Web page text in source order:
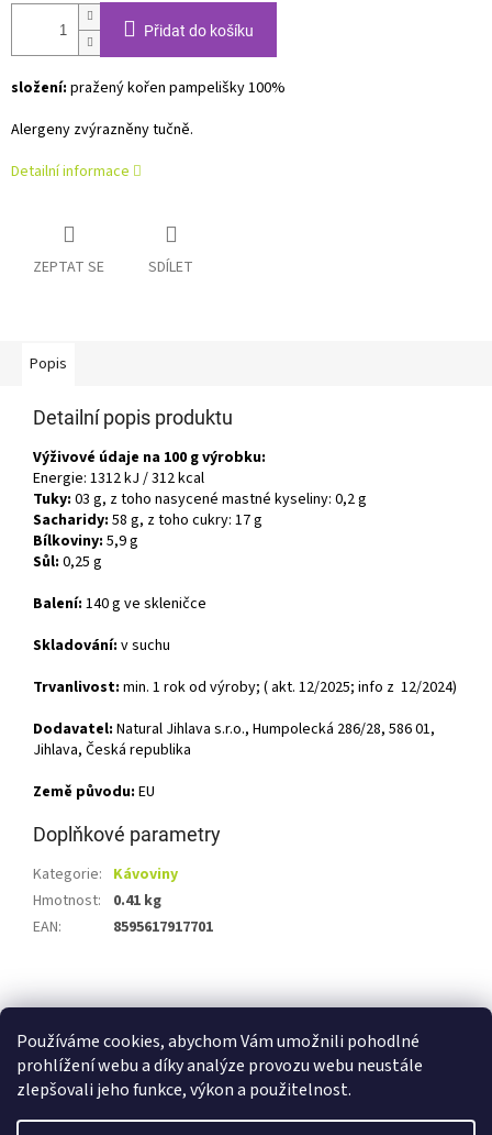
Používáme cookies, abychom Vám umožnili pohodlné
prohlížení webu a díky analýze provozu webu neustále
zlepšovali jeho funkce, výkon a použitelnost.
Přidat do košíku
složení: pražený kořen pampelišky 100%
Alergeny zvýrazněny tučně.
Detailní informace
ZEPTAT SE SDÍLET
Popis
Detailní popis produktu
Výživové údaje na 100 g výrobku:
Energie: 1312 kJ / 312 kcal
Tuky: 03 g, z toho nasycené mastné kyseliny: 0,2 g
Sacharidy: 58 g, z toho cukry: 17 g
Bílkoviny: 5,9 g
Sůl: 0,25 g
Balení: 140 g ve skleničce
Skladování: v suchu
Trvanlivost: min. 1 rok od výroby; ( akt. 12/2025; info z 12/2024)
Dodavatel: Natural Jihlava s.r.o., Humpolecká 286/28, 586 01,
Jihlava, Česká republika
Země původu: EU
Doplňkové parametry
Kategorie: Kávoviny
Hmotnost:
0.41 kg
EAN: 8595617917701
á